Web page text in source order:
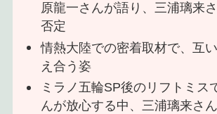
原龍一さんが語り、三浦璃来
否定
情熱大陸での密着取材で、互
え合う姿
ミラノ五輪SP後のリフトミス
んが放心する中、三浦璃来さ